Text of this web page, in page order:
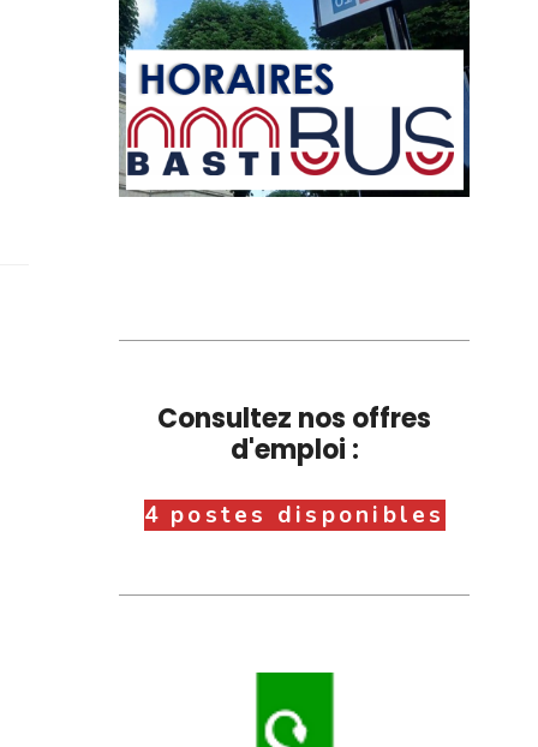
Consultez nos offres
d'emploi :
4 postes disponibles